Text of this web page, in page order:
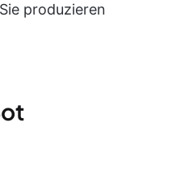
produzieren